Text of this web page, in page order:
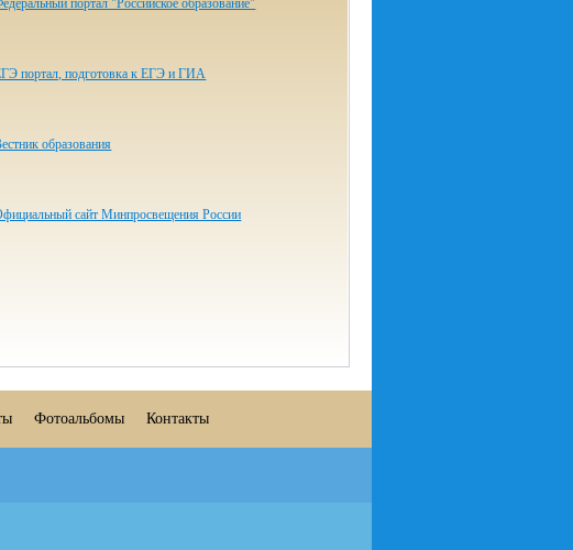
портал "Российское образование"
портал, подготовка к ЕГЭ и ГИА
образования
сайт Минпросвещения России
Фотоальбомы Контакты